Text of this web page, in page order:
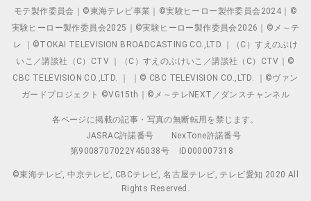
モテ製作委員会｜©東海テレビ事業｜©実験ヒーロー製作委員会2024｜©
実験ヒーロー製作委員会2025｜©実験ヒーロー製作委員会2026｜©メ～テ
レ ｜©TOKAI TELEVISION BROADCASTING CO.,LTD.｜（C）すえのぶけ
いこ／講談社（C）CTV ｜（C）すえのぶけいこ／講談社（C）CTV｜©
CBC TELEVISION CO.,LTD. ｜ ｜© CBC TELEVISION CO.,LTD. ｜©ヴァン
ガードプロジェクト ©VG15th｜©メ～テレNEXT／ダンスチャンネル
各ページに掲載の記事・写真の無断転用を禁じます。
JASRAC許諾番号
NexTone許諾番号
第9008707022Y45038号
ID000007318
©東海テレビ, 中京テレビ, CBCテレビ, 名古屋テレビ, テレビ愛知 2020 All
Rights Reserved.